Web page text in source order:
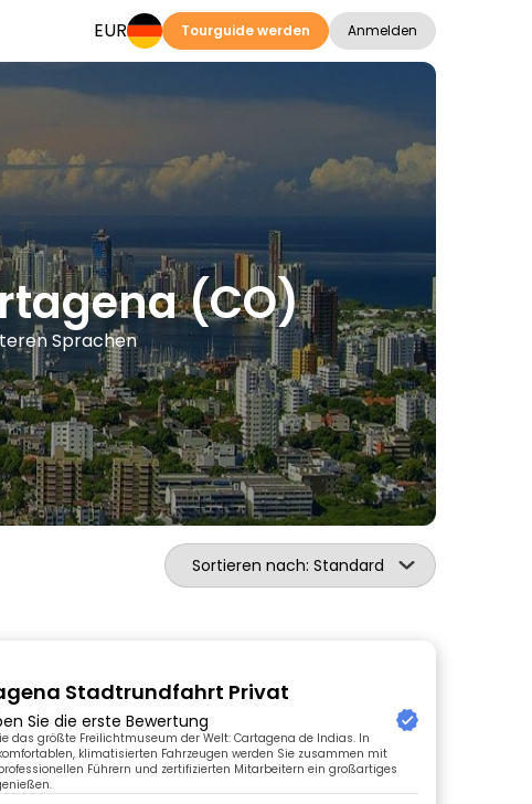
EUR Tourguide werden Anmelden
(CO)
Sprachen
Sortieren nach: Standard
Stadtrundfahrt Privat
Sie die erste Bewertung
das größte Freilichtmuseum der Welt: Cartagena de Indias. In
klimatisierten Fahrzeugen werden Sie zusammen mit
Führern und zertifizierten Mitarbeitern ein großartiges